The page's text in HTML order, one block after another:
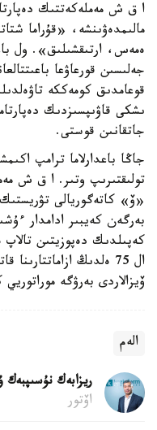
ا ق ش مەملەكەتتىك
مالىمدەۋىنشە، «قۇراما
ەمەس، ارتىقشىلىق». ول
جەلىسىن قورعاۋعا
قوعامدىق كومەككە
ىشكى قاۋىپسىزدىك
جاتقانىن قوستى.
جاڭا باعدارلاما ترامپ
تولىقتىرىپ وتىر. ا ق ش
«ۆ» كاتەگوريالى
كەپىلدىك دەپوزيتىن تالاپ
ال 75 ەلدىڭ
ۆيزالاردى بەرۋگە
الەم
ريزابەك نۇسىپبەك
اۆتور